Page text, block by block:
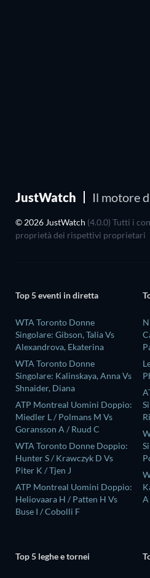
JustWatch Il motore
© 2026 JustWatch (4.0.0) Tutti i
proprietà dei rispettivi proprietari
Top 5 eventi in diretta
WTA Toronto Donne
Singolare: Gibson, Talia Vs
Alexandrova, Ekaterina
WTA Toronto Donne
Singolare: Kalinskaya, Anna Vs
Shnaider, Diana
ATP Montreal Uomini Doppio:
Miedler L / Polmans M Vs
Goransson A / Ruud C
WTA Toronto Donne Doppio:
Hunter S / Krawczyk D Vs
Piter K / Tjen J
ATP Montreal Uomini Doppio:
Heliovaara H / Patten H Vs
Buse I / Cobolli F
Top 5 leghe e tornei